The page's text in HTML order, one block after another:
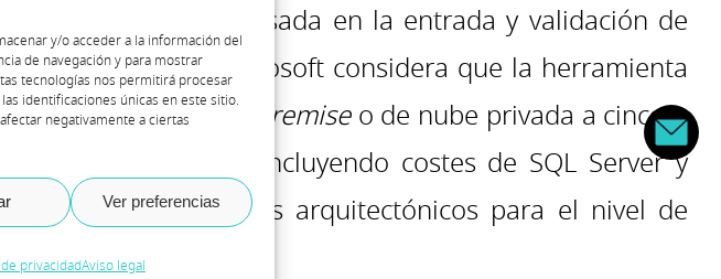
y/o acceder a la información del
de navegación y para mostrar
tecnologías nos permitirá procesar
identificaciones únicas en este sitio.
negativamente a ciertas
Ver preferencias
privacidadAviso legal
de cálculo TCO basada en la entrada y validación de
insumos, Microsoft considera que la herramienta
de la opciónon-premiseo de nube privada a cinco o
últimas licencias, incluyendo costes de SQL Server y
energía, requisitos arquitectónicos para el nivel de
por Azure.